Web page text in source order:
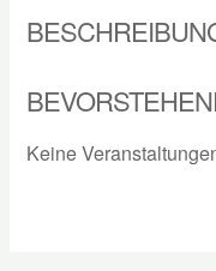
Keine